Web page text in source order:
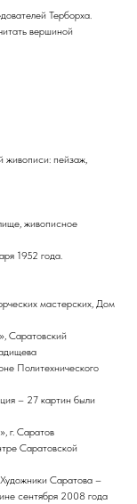
Терборха.
вершиной
живописи: пейзаж,
живописное
1952 года.
мастерских, Дом
Саратовский
Политехнического
– 27 картин были
г. Саратов
Саратовской
Саратова –
сентября 2008 года